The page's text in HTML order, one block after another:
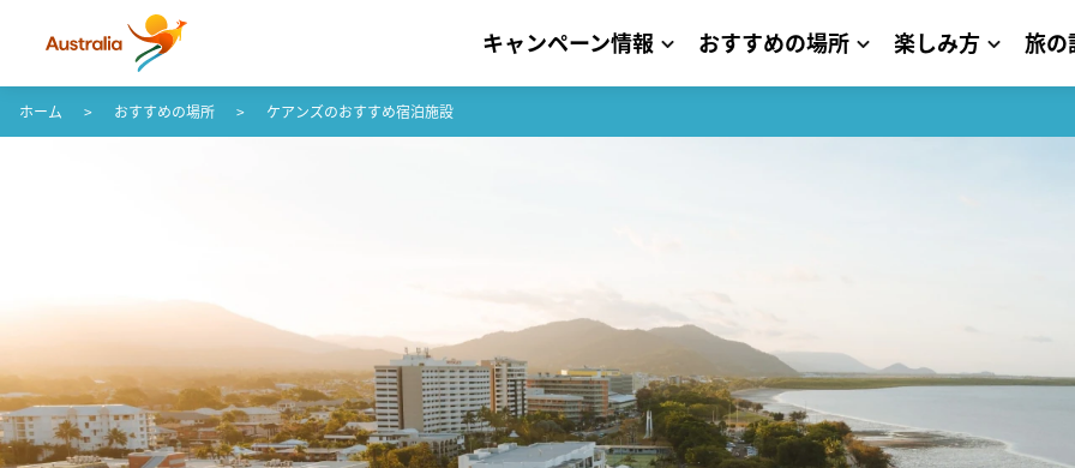
コンテンツへスキップ
フッターナビゲーションへスキップ
キャンペーン情報 おすすめの場所 楽しみ方 旅の
ホーム おすすめの場所 ケアンズのおすすめ宿泊施設